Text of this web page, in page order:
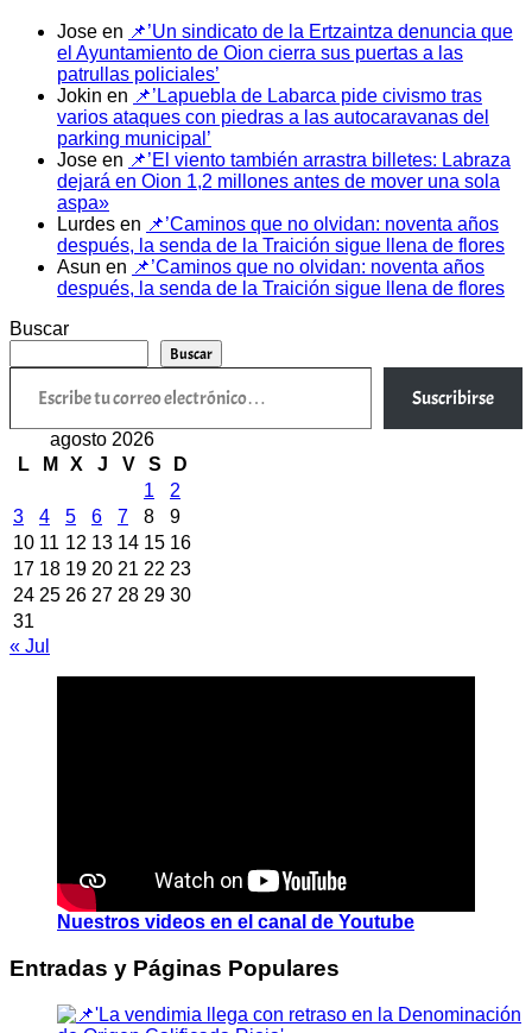
Jose en 📌’Un sindicato de la Ertzaintza denuncia que
el Ayuntamiento de Oion cierra sus puertas a las
patrullas policiales’
Jokin en 📌’Lapuebla de Labarca pide civismo tras
varios ataques con piedras a las autocaravanas del
parking municipal’
Jose en 📌’El viento también arrastra billetes: Labraza
dejará en Oion 1,2 millones antes de mover una sola
aspa»
Lurdes en 📌’Caminos que no olvidan: noventa años
después, la senda de la Traición sigue llena de flores
Asun en 📌’Caminos que no olvidan: noventa años
después, la senda de la Traición sigue llena de flores
Buscar
Buscar
Escribe tu correo electrónico…
Suscribirse
agosto 2026
L
M X J V S
D
1
2
3
4 5 6 7 8
9
10 11 12 13 14 15 16
17 18 19 20 21 22 23
24 25 26 27 28 29 30
31
« Jul
Nuestros videos en el canal de Youtube
Entradas y Páginas Populares